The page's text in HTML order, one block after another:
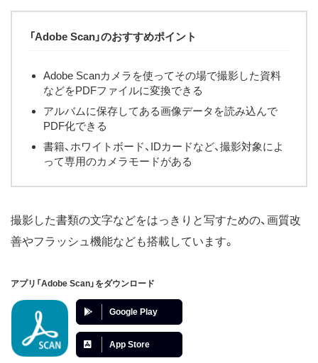
「Adobe Scan」のおすすめポイント
Adobe Scanカメラを使ってその場で撮影した資料
などをPDFファイルに変換できる
アルバムに保存してある画像データを読み込んで
PDF化できる
書籍、ホワイトボード、IDカードなど、撮影対象によ
って専用のカメラモードがある
撮影した書類の文字などをはっきりと写すための、画質改
善やフラッシュ機能なども搭載しています。
アプリ「Adobe Scan」をダウンロード
Google Play
App Store